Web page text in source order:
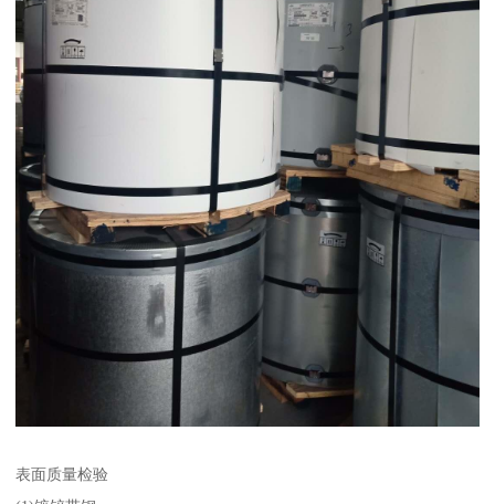
表面质量检验